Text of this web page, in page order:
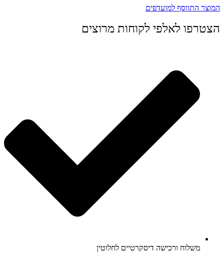
המוצר התווסף למועדפים
הצטרפו לאלפי לקוחות מרוצים
משלוח ורכישה דיסקרטיים לחלוטין